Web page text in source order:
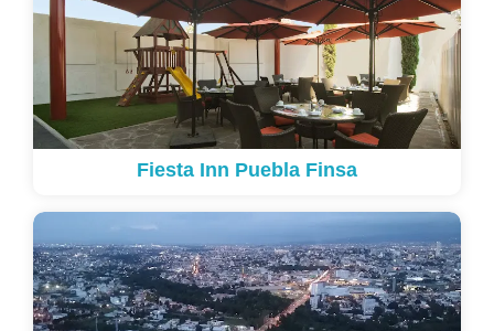
Fiesta Inn Puebla Finsa